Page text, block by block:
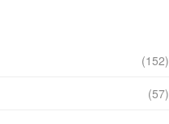
(152)
(57)